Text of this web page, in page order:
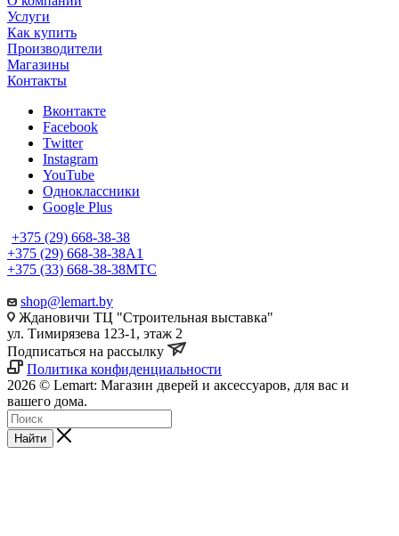
Услуги
Как купить
Производители
Магазины
Контакты
Вконтакте
Facebook
Twitter
Instagram
YouTube
Одноклассники
Google Plus
+375 (29) 668-38-38
+375 (29) 668-38-38A1
+375 (33) 668-38-38МТС
shop@lemart.by
Ждановичи ТЦ "Строительная выставка"
ул. Тимирязева 123-1, этаж 2
Подписаться на рассылку
Политика конфиденциальности
2026 © Lemart: Магазин дверей и аксессуаров, для вас и
вашего дома.
Найти